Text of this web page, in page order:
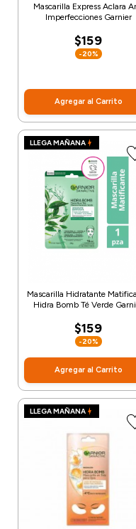
Mascarilla Express Aclara
Imperfecciones Garnier
$159
-20%
Agregar al Carrito
LLEGA MAÑANA
Mascarilla Hidratante
Hidra Bomb Té Verde
$159
-20%
Agregar al Carrito
LLEGA MAÑANA